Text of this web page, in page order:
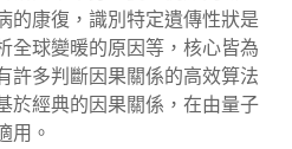
的康復，識別特定遺傳性狀是
全球變暖的原因等，核心皆為
許多判斷因果關係的高效算法
於經典的因果關係，在由量子
用。